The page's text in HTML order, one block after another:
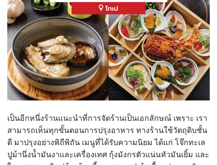
เป็นอีกหนึ่งร้านแนะนำที่การจัดร้านเป็นเอกลักษณ์ เพราะ เรา
สามารถเห็นทุกขั้นตอนการปรุงอาหาร ทางร้านใช้วัตถุดิบชั้น
ดี มาปรุงอย่างพิถีพิถัน เมนูที่ได้รับความนิยม ได้แก่ โจ๊กทะเล
ปูม้านึ่งน้ำมันงาและเครื่องเทศ กุ้งมังกรตัวแน่นหัวมันเยิ้ม และ